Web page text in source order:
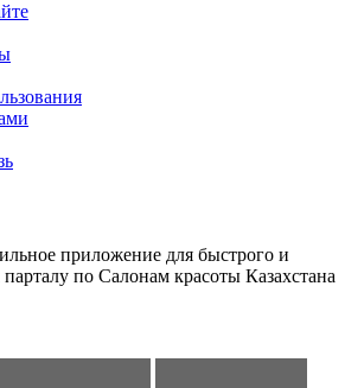
приложение для быстрого и
по Салонам красоты Казахстана